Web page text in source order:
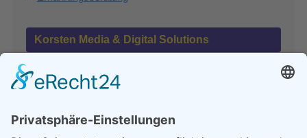
Korsten Media & Digital Solutions